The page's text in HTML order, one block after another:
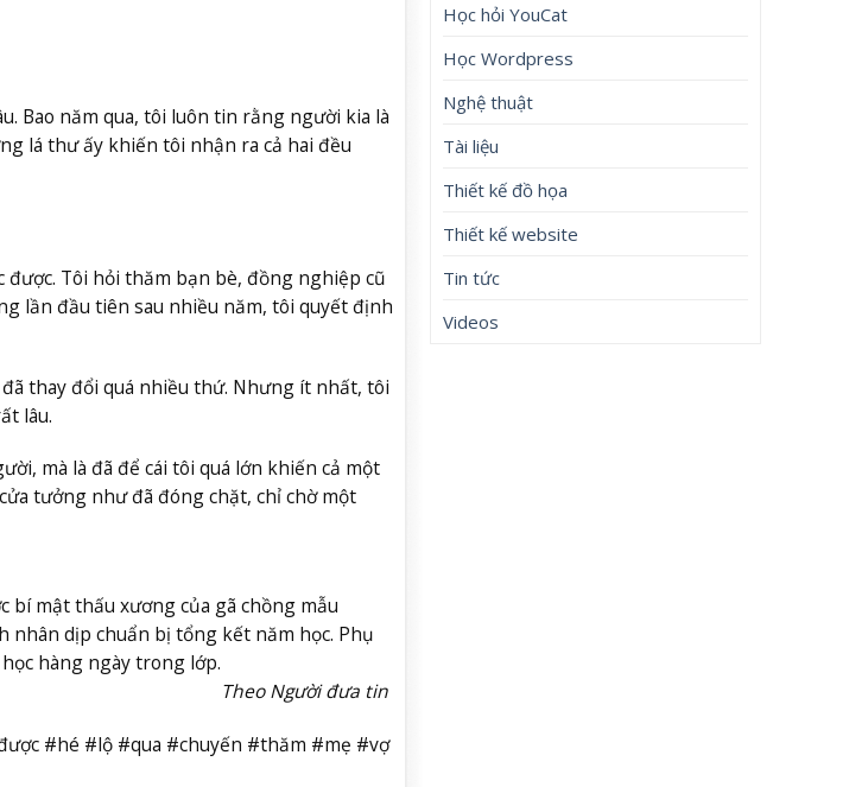
Bao năm qua, tôi luôn tin rằng người kia là
lá thư ấy khiến tôi nhận ra cả hai đều
Tôi hỏi thăm bạn bè, đồng nghiệp cũ
lần đầu tiên sau nhiều năm, tôi quyết định
thay đổi quá nhiều thứ. Nhưng ít nhất, tôi
lâu.
mà là đã để cái tôi quá lớn khiến cả một
tưởng như đã đóng chặt, chỉ chờ một
bí mật thấu xương của gã chồng mẫu
nhân dịp chuẩn bị tổng kết năm học. Phụ
hàng ngày trong lớp.
Theo Người đưa tin
#hé #lộ #qua #chuyến #thăm #mẹ #vợ
Học hỏi YouCat
Học Wordpress
Nghệ thuật
Tài liệu
Thiết kế đồ họa
Thiết kế website
Tin tức
Videos